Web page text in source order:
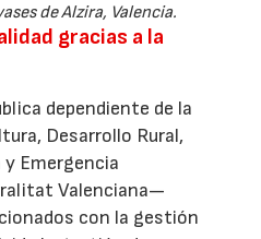
de Alzira, Valencia.
gracias a la
dependiente de la
Desarrollo Rural,
Emergencia
Valenciana—
con la gestión